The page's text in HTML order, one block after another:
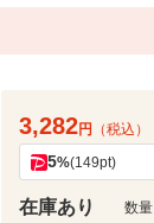
3,282円 （税込）
5%(149pt)
在庫あり 数量